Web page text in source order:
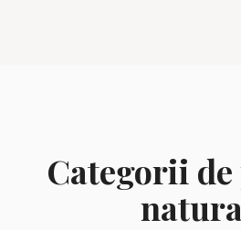
Categorii